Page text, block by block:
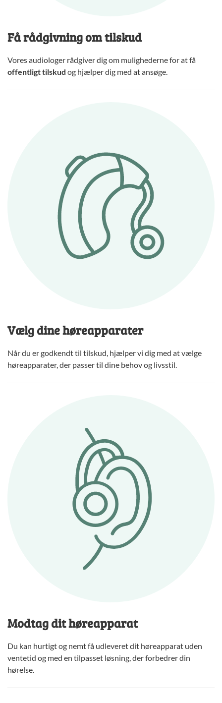
Få rådgivning om tilskud
Vores audiologer rådgiver dig om mulighederne for at få
offentligt tilskud og hjælper dig med at ansøge.
Vælg dine høreapparater
Når du er godkendt til tilskud, hjælper vi dig med at vælge
høreapparater, der passer til dine behov og livsstil.
Modtag dit høreapparat
Du kan hurtigt og nemt få udleveret dit høreapparat uden
ventetid og med en tilpasset løsning, der forbedrer din
hørelse.